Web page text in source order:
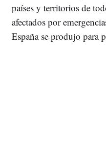
países y territorios de
afectados por
España se produjo para